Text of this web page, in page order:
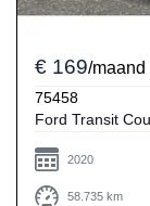
€ 169/maand
75458
2020
58.735 km